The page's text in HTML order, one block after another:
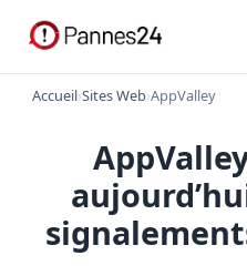
Accueil›Sites Web›AppValley